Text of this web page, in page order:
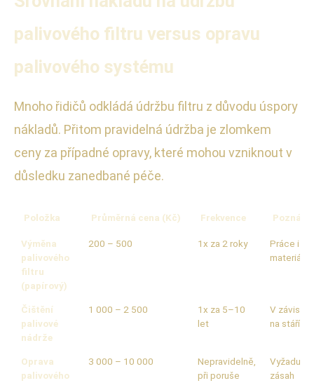
palivového filtru versus opravu
palivového systému
Mnoho řidičů odkládá údržbu filtru z důvodu úspory
nákladů. Přitom pravidelná údržba je zlomkem
ceny za případné opravy, které mohou vzniknout v
důsledku zanedbané péče.
Položka Průměrná cena (Kč) Frekvence
Výměna
palivového
filtru
(papírový)
200 – 500 1x za 2 roky
Práce i
materiál
Čištění
palivové
nádrže
1 000 – 2 500
1x za 5–10
let
V
na stáří
Oprava
palivového
3 000 – 10 000
Nepravidelně,
při poruše
Vyžaduje
zásah